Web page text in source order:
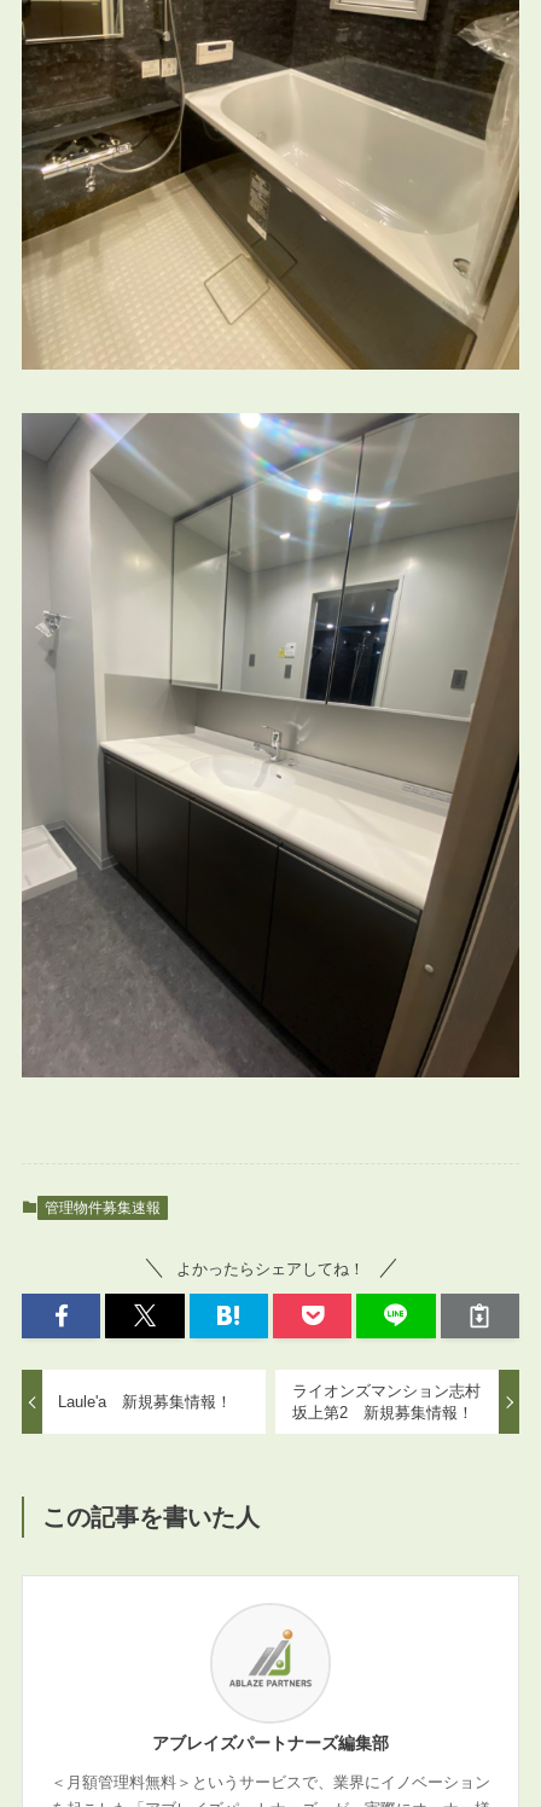
管理物件募集速報
よかったらシェアしてね！
Laule'a 新規募集情報！
ライオンズマンション志村
坂上第2 新規募集情報！
この記事を書いた人
アブレイズパートナーズ編集部
＜月額管理料無料＞というサービスで、業界にイノベーション